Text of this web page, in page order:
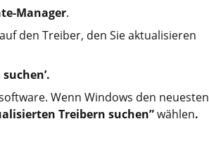
Manager.
den Treiber, den Sie aktualisieren
Wenn Windows den neuesten
Treibern suchen”wählen.